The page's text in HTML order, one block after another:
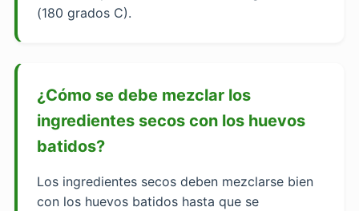
(180 grados C).
¿Cómo se debe mezclar los
ingredientes secos con los huevos
batidos?
Los ingredientes secos deben mezclarse bien
con los huevos batidos hasta que se